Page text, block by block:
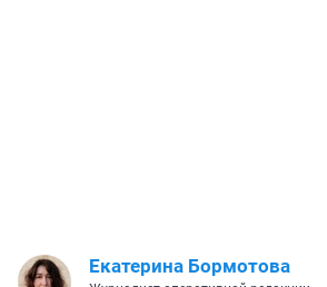
Екатерина Бормотова